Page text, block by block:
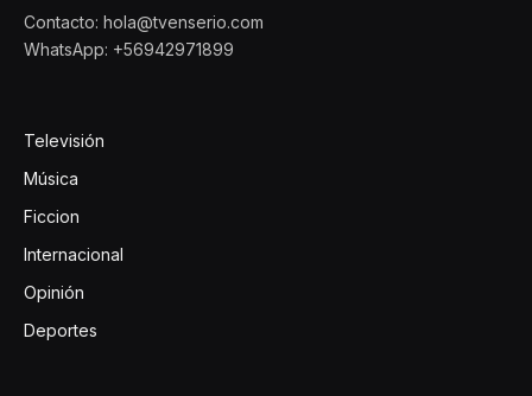
Contacto: hola@tvenserio.com
WhatsApp: +56942971899
Televisión
Música
Ficcion
Internacional
Opinión
Deportes